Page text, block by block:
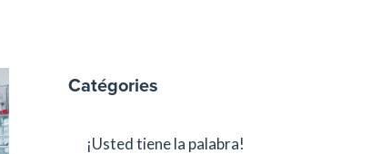
Catégories
¡Usted tiene la palabra!